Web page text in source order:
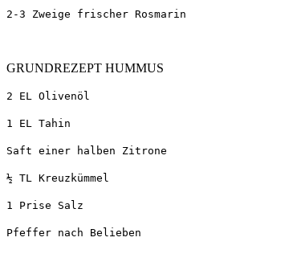
2-3 Zweige frischer Rosmarin
GRUNDREZEPT HUMMUS
2 EL Olivenöl
1 EL Tahin
Saft einer halben Zitrone
½ TL Kreuzkümmel
1 Prise Salz
Pfeffer nach Belieben